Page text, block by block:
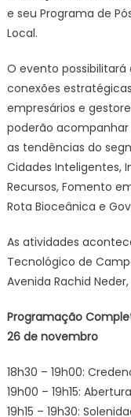
e seu Programa de
Local.
O evento
conexões
empresários e
poderão acompanhar
as tendências do
Cidades Inteligentes,
Recursos, Fomento
Rota Bioceânica e
As atividades
Tecnológico de
Avenida Rachid
Programação
26 de novembro
18h30 – 19h00:
19h00 – 19h15:
19h15 – 19h30: